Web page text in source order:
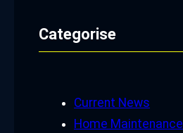
Categorise
Current News
Home Maintenance